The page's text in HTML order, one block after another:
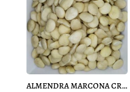
ALMENDRA MARCONA CRUDA PELADA